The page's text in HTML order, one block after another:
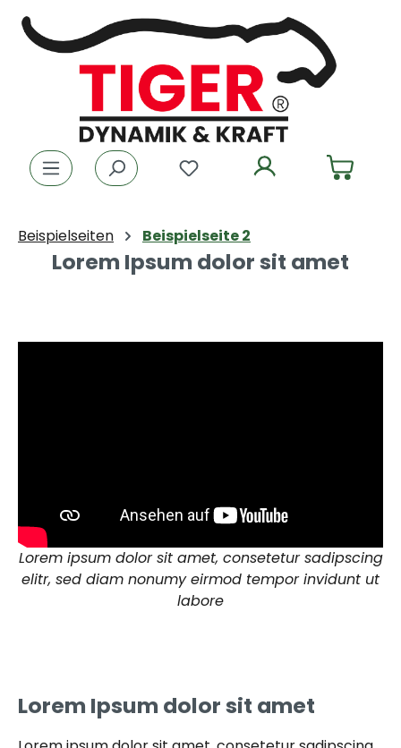
Zum Hauptinhalt springen
Du hast 0 Produkte auf
Beispielseiten Beispielseite 2
Lorem Ipsum dolor sit amet
Lorem ipsum dolor sit amet, consetetur sadipscing
elitr, sed diam nonumy eirmod tempor invidunt ut
labore
Lorem Ipsum dolor sit amet